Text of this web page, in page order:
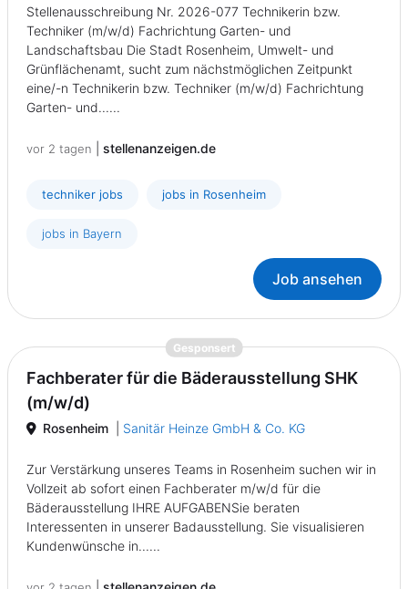
Stellenausschreibung Nr. 2026-077 Technikerin bzw.
Techniker (m/w/d) Fachrichtung Garten- und
Landschaftsbau Die Stadt Rosenheim, Umwelt- und
Grünflächenamt, sucht zum nächstmöglichen Zeitpunkt
eine/-n Technikerin bzw. Techniker (m/w/d) Fachrichtung
Garten- und......
vor 2 tagen stellenanzeigen.de
techniker jobs jobs in Rosenheim
jobs in Bayern
Job ansehen
Gesponsert{prompt.job}
Fachberater für die Bäderausstellung SHK
(m/w/d)
Rosenheim Sanitär Heinze GmbH & Co. KG
Zur Verstärkung unseres Teams in Rosenheim suchen wir in
Vollzeit ab sofort einen Fachberater m/w/d für die
Bäderausstellung IHRE AUFGABENSie beraten
Interessenten in unserer Badausstellung. Sie visualisieren
Kundenwünsche in......